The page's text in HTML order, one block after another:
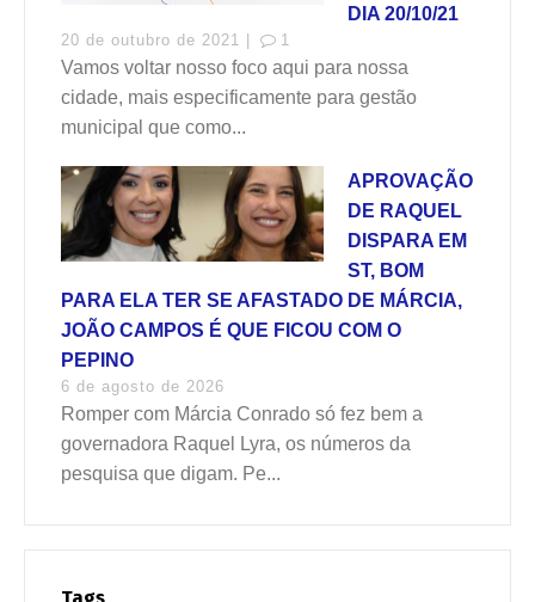
DIA 20/10/21
20 de outubro de 2021 | 1
Vamos voltar nosso foco aqui para nossa
cidade, mais especificamente para gestão
municipal que como...
APROVAÇÃO
DE RAQUEL
DISPARA EM
ST, BOM
PARA ELA TER SE AFASTADO DE MÁRCIA,
JOÃO CAMPOS É QUE FICOU COM O
PEPINO
6 de agosto de 2026
Romper com Márcia Conrado só fez bem a
governadora Raquel Lyra, os números da
pesquisa que digam. Pe...